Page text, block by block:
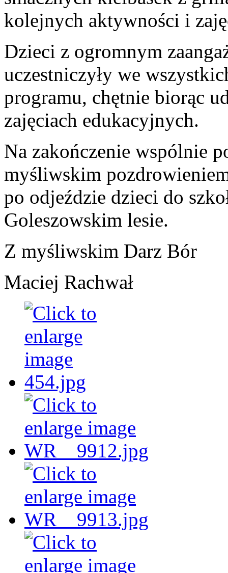
kolejnych aktywności i
Dzieci z ogromnym
uczestniczyły we
programu, chętnie biorąc
zajęciach edukacyjnych.
Na zakończenie wspólnie
myśliwskim
po odjeździe dzieci do
Goleszowskim lesie.
Z myśliwskim Darz Bór
Maciej Rachwał